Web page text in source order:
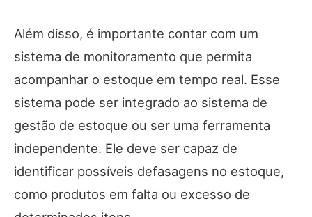
Além disso, é importante contar com um
sistema de monitoramento que permita
acompanhar o estoque em tempo real. Esse
sistema pode ser integrado ao sistema de
gestão de estoque ou ser uma ferramenta
independente. Ele deve ser capaz de
identificar possíveis defasagens no estoque,
como produtos em falta ou excesso de